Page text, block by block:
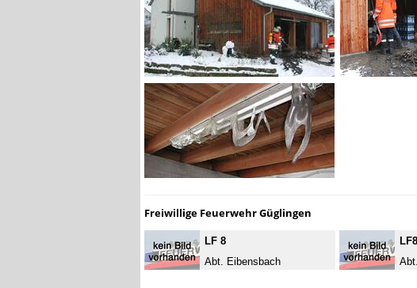
Freiwillige Feuerwehr Güglingen
LF 8
Abt. Eibensbach